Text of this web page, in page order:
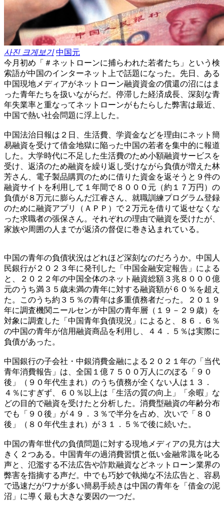
사진 크게보기 中国元
今月初め「＃ネットローンに捕らわれた若者たち」という検
索語が中国のインターネット上で話題になった。先日、ある
中国現地メディアがネットローン融資資金の償還の沼にはま
った青年たちを扱いながらだ。停滞した経済成長、深刻な青
年失業率と重なってネットローンがもたらした弊害は最近、
中国で熱い社会問題に浮上した。
中国法治日報は２日、生活費、学資金などを理由にネット簡
易融資を受けて借金地獄に陥った中国の若者を集中的に報道
した。大学時代に不足した生活費のため小額融資サービスを
受け、返済のため融資を繰り返し受けながら負債が増えた林
芳さん、電子製品購買のために借りた資金を返そうと９件の
融資サイトを利用して１年間で８０００元（約１７万円）の
負債が８万元に膨らんだ江睿さん、就職訓練プログラム登録
のために融資アプリ（ＡＰＰ）で２万元を借りて返せなくな
った求職者の張保さん。それぞれの理由で融資を受けたが、
家族や周囲の人までが返済の督促に巻き込まれている。
中国の青年の負債状況はどれほど深刻なのだろうか。中国人
民銀行が２０２３年に発刊した「中国金融安定報告」による
と、２０２２年の中国全体のネット融資総額３兆８０００億
元のうち満３５歳未満の青年に対する融資額が６０％を超え
た。このうち約３５％の青年は多重債務者だった。２０１９
年に調査機関ニールセンが中国の青年層（１９－２９歳）を
対象に調査した「中国青年負債現況」によると、８６．６％
の中国の青年が信用融資商品を利用し、４４．５％は実際に
負債があった。
中国銀行の子会社・中銀消費金融による２０２１年の「当代
青年消費報告」は、全国１億７５００万人にのぼる「９０
後」（９０年代生まれ）のうち債務が全くない人は１３．
４％にすぎず、６０％以上は「生活の質の向上」「余暇」な
どの目的で融資を受けたと分析した。消費型融資の年齢分布
でも「９０後」が４９．３％で半分を占め、次いで「８０
後」（８０年代生まれ）が３１．５％で後に続いた。
中国の青年世代の負債問題に対する現地メディアの見方は大
きく２つある。中国青年の過消費習慣と低い金融常識を叱る
声と、氾濫する不法広告や詐欺融資などネットローン業界の
弊害を指摘する声だ。中でも巧妙で執拗な不法広告と、容易
で迅速だがワナが多い簡易手続きは中国の青年を「借金の泥
沼」に導く最も大きな要因の一つだ。